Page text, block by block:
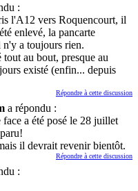
:
l'A12 vers Roquencourt, il
enlevé, la pancarte
n'y a toujours rien.
au bout, presque au
existé (enfin... depuis
Répondre à cette discussion
a répondu :
a été posé le 28 juillet
il devrait revenir bientôt.
Répondre à cette discussion
: